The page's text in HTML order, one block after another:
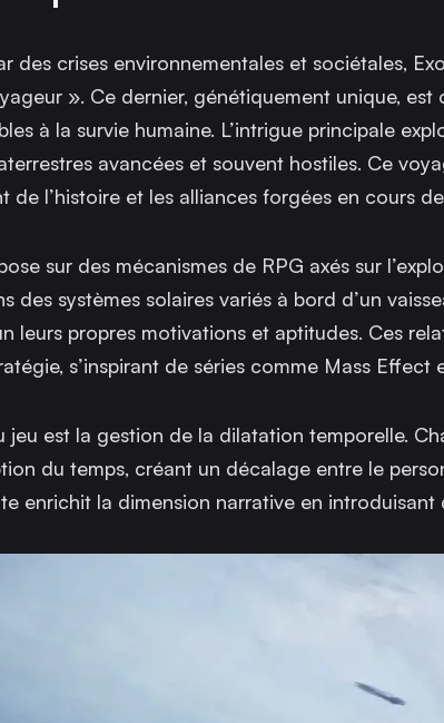
des crises environnementales et sociétales,
». Ce dernier, génétiquement unique, est
à la survie humaine. L’intrigue principale
avancées et souvent hostiles. Ce
de l’histoire et les alliances forgées en cours
sur des mécanismes de RPG axés sur
des systèmes solaires variés à bord d’un
leurs propres motivations et aptitudes. Ces
s’inspirant de séries comme Mass Effect
jeu est la gestion de la dilatation temporelle.
du temps, créant un décalage entre le
enrichit la dimension narrative en introduisant